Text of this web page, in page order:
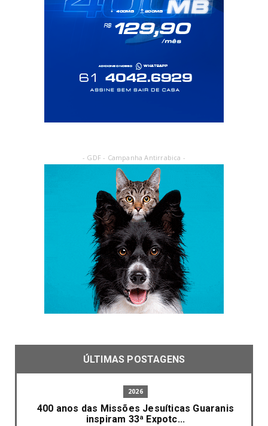
- GDF - Campanha Antirrabica -
ÚLTIMAS POSTAGENS
2026
400 anos das Missões Jesuíticas Guaranis
inspiram 33ª Expotc...